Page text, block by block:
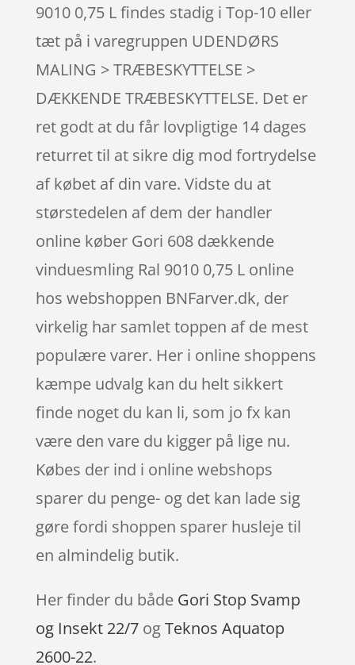
9010 0,75 L findes stadig i Top-10 eller
tæt på i varegruppen UDENDØRS
MALING > TRÆBESKYTTELSE >
DÆKKENDE TRÆBESKYTTELSE. Det er
ret godt at du får lovpligtige 14 dages
returret til at sikre dig mod fortrydelse
af købet af din vare. Vidste du at
størstedelen af dem der handler
online køber Gori 608 dækkende
vinduesmling Ral 9010 0,75 L online
hos webshoppen BNFarver.dk, der
virkelig har samlet toppen af de mest
populære varer. Her i online shoppens
kæmpe udvalg kan du helt sikkert
finde noget du kan li, som jo fx kan
være den vare du kigger på lige nu.
Købes der ind i online webshops
sparer du penge- og det kan lade sig
gøre fordi shoppen sparer husleje til
en almindelig butik.
Her finder du både Gori Stop Svamp
og Insekt 22/7ogTeknos Aquatop
2600-22.